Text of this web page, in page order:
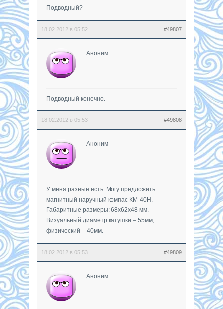
Подводный?
18.02.2012 в 05:52 #49807
Аноним
Подводный конечно.
18.02.2012 в 05:53 #49808
Аноним
У меня разные есть. Могу предложить
магнитный наручный компас КМ-40Н.
Габаритные размеры: 68х62х48 мм.
Визуальный диаметр катушки – 55мм,
физический – 40мм.
18.02.2012 в 05:53 #49809
Аноним